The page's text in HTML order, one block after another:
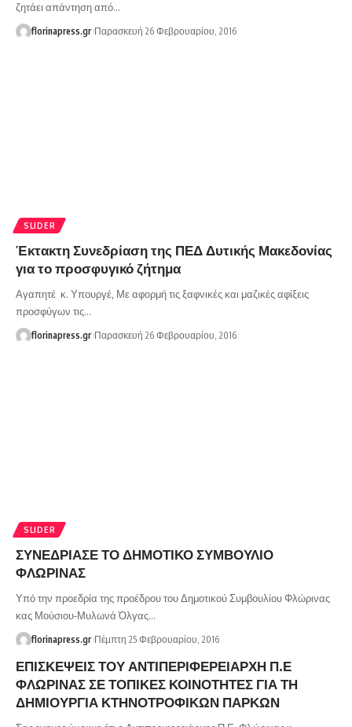
ζητάει απάντηση από…
florinapress.gr Παρασκευή 26 Φεβρουαρίου, 2016
SLIDER
Έκτακτη Συνεδρίαση της ΠΕΔ Δυτικής Μακεδονίας
για το προσφυγικό ζήτημα
Αγαπητέ κ. Υπουργέ, Με αφορμή τις ξαφνικές και μαζικές αφίξεις
προσφύγων τις…
florinapress.gr Παρασκευή 26 Φεβρουαρίου, 2016
SLIDER
ΣΥΝΕΔΡΙΑΣΕ ΤΟ ΔΗΜΟΤΙΚΟ ΣΥΜΒΟΥΛΙΟ
ΦΛΩΡΙΝΑΣ
Υπό την προεδρία της προέδρου του Δημοτικού Συμβουλίου Φλώρινας
κας Μούσιου-Μυλωνά Όλγας…
florinapress.gr Πέμπτη 25 Φεβρουαρίου, 2016
ΕΠΙΣΚΕΨΕΙΣ ΤΟΥ ΑΝΤΙΠΕΡΙΦΕΡΕΙΑΡΧΗ Π.Ε
ΦΛΩΡΙΝΑΣ ΣΕ ΤΟΠΙΚΕΣ ΚΟΙΝΟΤΗΤΕΣ ΓΙΑ ΤΗ
ΔΗΜΙΟΥΡΓΙΑ ΚΤΗΝΟΤΡΟΦΙΚΩΝ ΠΑΡΚΩΝ